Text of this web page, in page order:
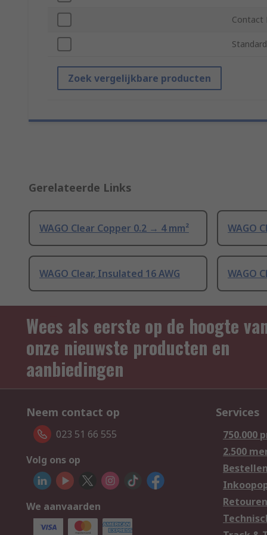
Contact
Zoek vergelijkbare producten
Gerelateerde Links
WAGO Clear Copper 0.2 → 4 mm² WAGO
WAGO Clear, Insulated 16 AWG WAGO
Wees als eerste op de hoogte
onze nieuwste producten en
aanbiedingen
Neem contact op
023 51 66 555
Volg ons op
We aanvaarden
Services
750.000
2.500
Bestellen
Retouren